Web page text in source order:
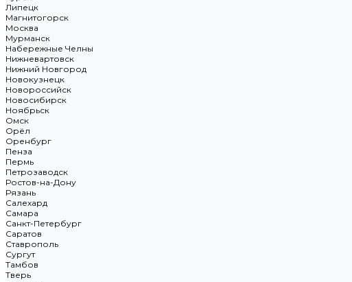
Липецк
Магнитогорск
Москва
Мурманск
Набережные Челны
Нижневартовск
Нижний Новгород
Новокузнецк
Новороссийск
Новосибирск
Ноябрьск
Омск
Орёл
Оренбург
Пенза
Пермь
Петрозаводск
Ростов-на-Дону
Рязань
Салехард
Самара
Санкт-Петербург
Саратов
Ставрополь
Сургут
Тамбов
Тверь